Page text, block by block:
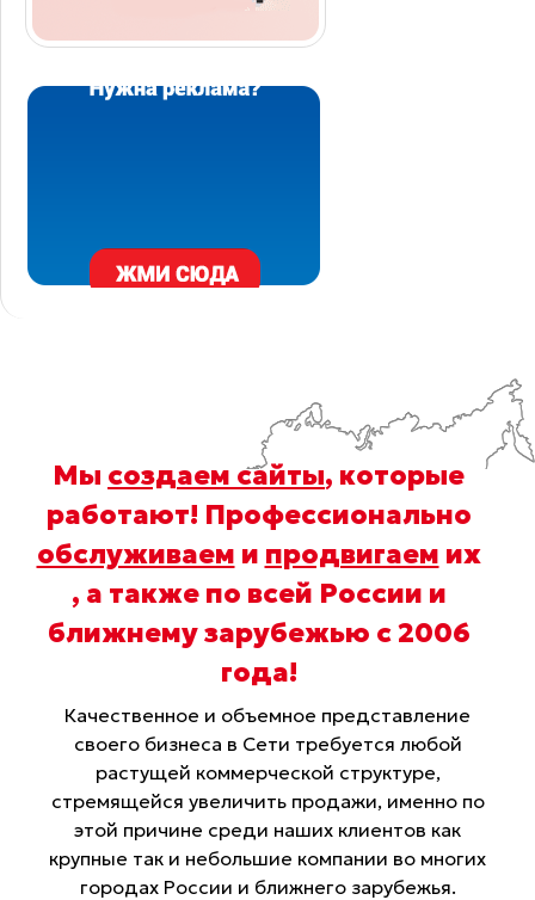
Мы создаем сайты, которые
работают! Профессионально
обслуживаем и продвигаем их
, а также по всей России и
ближнему зарубежью с 2006
года!
Качественное и объемное представление
своего бизнеса в Сети требуется любой
растущей коммерческой структуре,
стремящейся увеличить продажи, именно по
этой причине среди наших клиентов как
крупные так и небольшие компании во многих
городах России и ближнего зарубежья.